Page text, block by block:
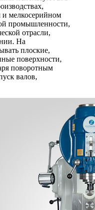
мелкосерийном
промышленности,
отрасли,
На
плоские,
поверхности,
поворотным
валов,